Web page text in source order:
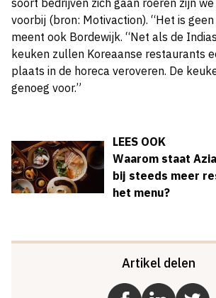
soort bedrijven zich gaan roeren zijn
voorbij (bron: Motivaction). “Het is
meent ook Bordewijk. “Net als de
keuken zullen Koreaanse restaurants
plaats in de horeca veroveren. De
genoeg voor.”
LEES OOK
Waarom staat
bij steeds meer
het menu?
Artikel delen